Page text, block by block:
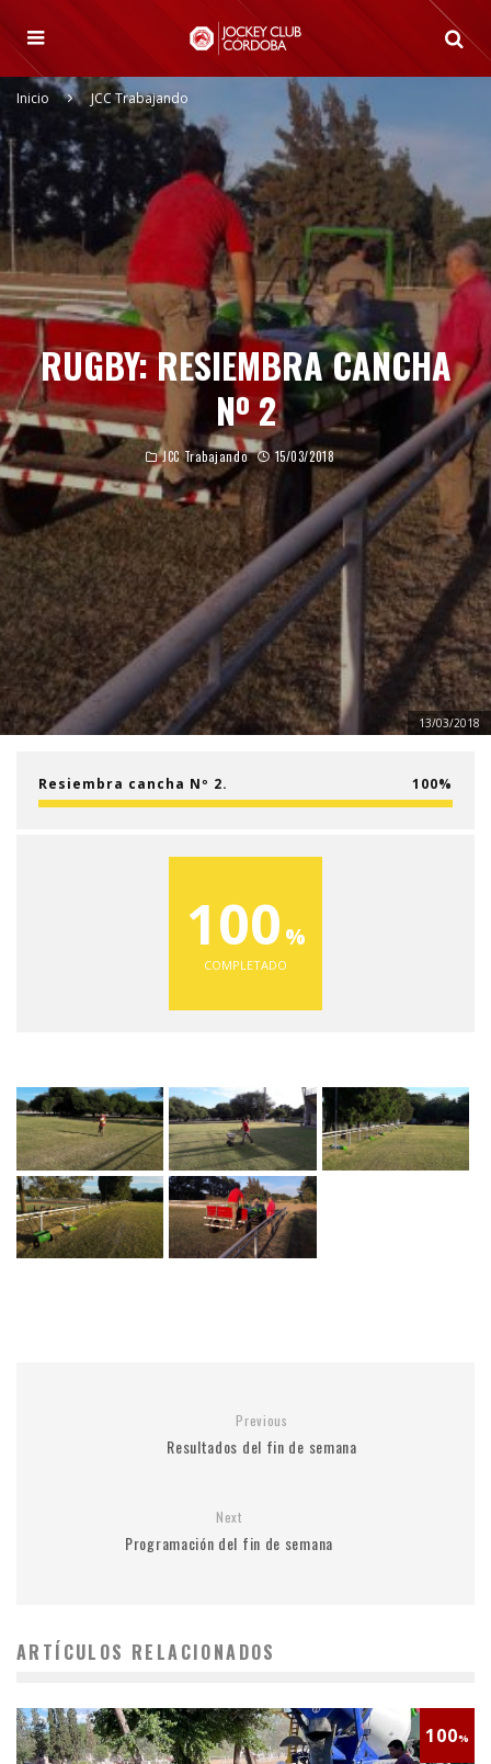
Inicio JCC Trabajando
13/03/2018
RUGBY: RESIEMBRA CANCHA
Nº 2
JCC Trabajando 15/03/2018
Resiembra cancha Nº 2. 100
100
COMPLETADO
Previous
Resultados del fin de semana
Next
Programación del fin de semana
ARTÍCULOS RELACIONADOS
100%